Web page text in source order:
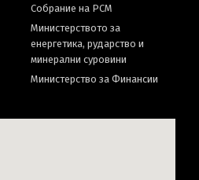
Собрание на РСМ
Министерството за
енергетика, рударство и
минерални суровини
Министерство за Финансии